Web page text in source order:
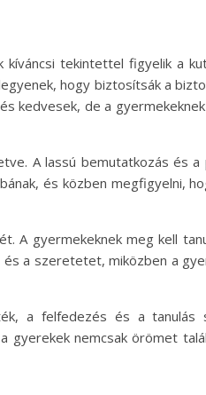
kíváncsi tekintettel figyelik a
hogy biztosítsák a
kedvesek, de a
A lassú bemutatkozás és
és közben megfigyelni,
A gyermekeknek meg kell
a szeretetet, miközben a
a felfedezés és a tanulás
nemcsak örömet